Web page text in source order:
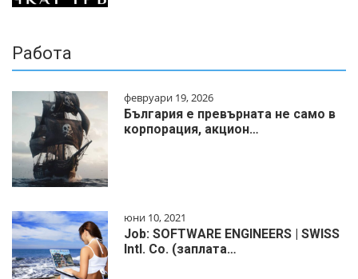
Работа
февруари 19, 2026
България е превърната не само в
корпорация, акцион…
юни 10, 2021
Job: SOFTWARE ENGINEERS | SWISS
Intl. Co. (заплата…